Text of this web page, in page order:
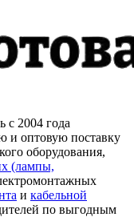
с 2004 года
и оптовую поставку
оборудования,
(лампы,
и кабельной
по выгодным